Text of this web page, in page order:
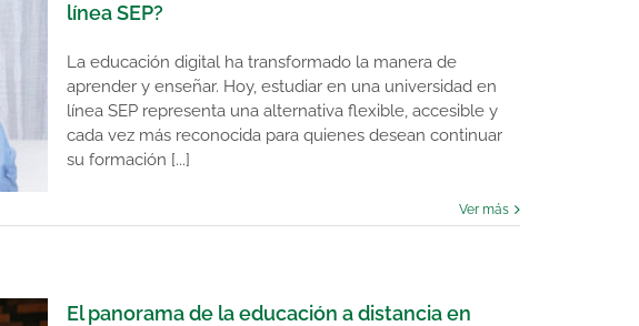
línea SEP?
La educación digital ha transformado la manera de
aprender y enseñar. Hoy, estudiar en una universidad en
línea SEP representa una alternativa flexible, accesible y
cada vez más reconocida para quienes desean continuar
su formación [...]
Ver más
El panorama de la educación a distancia en